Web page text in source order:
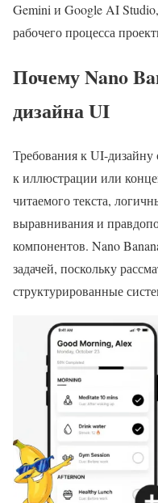
Gemini и Google AI
рабочего процесса
Почему Nano
дизайна UI
Требования к UI-дизайну
к иллюстрации или
читаемого текста,
выравнивания и
компонентов. Nano
задачей, поскольку
структурированные